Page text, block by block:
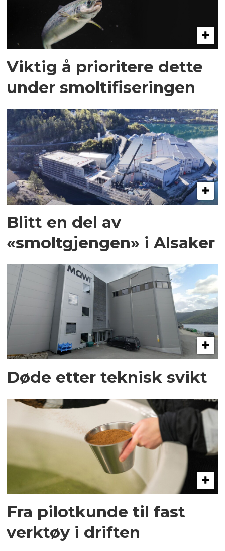
Viktig å prioritere dette
under smoltifiseringen
Blitt en del av
«smoltgjengen» i Alsaker
Døde etter teknisk svikt
Fra pilotkunde til fast
verktøy i driften